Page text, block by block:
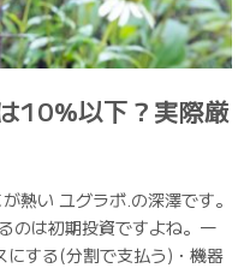
10%以下？実際厳
熱い ユグラボ.の深澤です。
のは初期投資ですよね。一
にする(分割で支払う)・機器